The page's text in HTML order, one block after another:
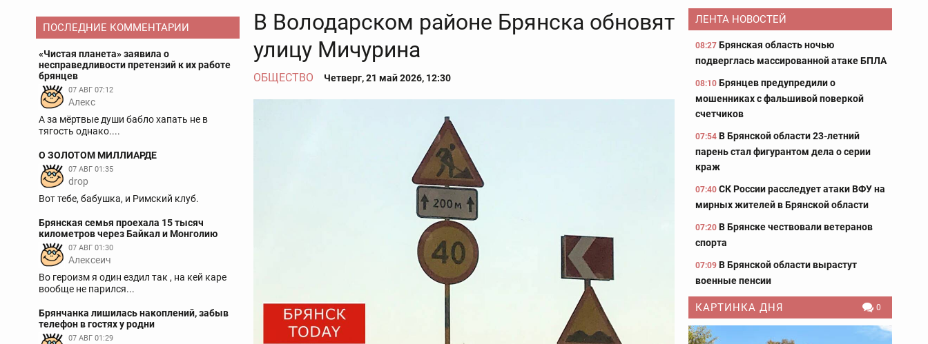
ПОСЛЕДНИЕ КОММЕНТАРИИ
«Чистая планета» заявила о
несправедливости претензий к их работе
брянцев
07 АВГ 07:12
Aлекс
А за мёртвые души бабло хапать не в
тягость однако....
О ЗОЛОТОМ МИЛЛИАРДЕ
07 АВГ 01:35
drop
Вот тебе, бабушка, и Римский клуб.
Брянская семья проехала 15 тысяч
километров через Байкал и Монголию
07 АВГ 01:30
Алексеич
Во героизм я один ездил так , на кей каре
вообще не парился...
Брянчанка лишилась накоплений, забыв
телефон в гостях у родни
07 АВГ 01:29
В Володарском районе Брянска обновят
улицу Мичурина
ОБЩЕСТВО Четверг, 21 май 2026, 12:30
ЛЕНТА НОВОСТЕЙ
08:27 Брянская область ночью
подверглась массированной атаке БПЛА
08:10 Брянцев предупредили о
мошенниках с фальшивой поверкой
счетчиков
07:54 В Брянской области 23-летний
парень стал фигурантом дела о серии
краж
07:40 СК России расследует атаки ВФУ на
мирных жителей в Брянской области
07:20 В Брянске чествовали ветеранов
спорта
07:09 В Брянской области вырастут
военные пенсии
КАРТИНКА ДНЯ 0